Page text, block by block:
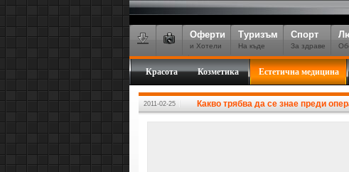
Оферти
и Хотели
Туризъм
На къде
Спорт
За здраве
Красота Козметика Естетична медицина
2011-02-25 Какво трябва да се знае преди